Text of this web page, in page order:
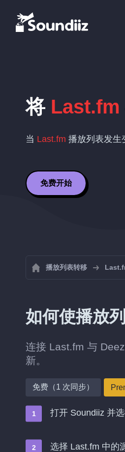
将 Last.fm
当 Last.fm 播放列表发生
免费开始
播放列表转移
如何使播放
连接 Last.fm 与
新。
免费（1 次同步）
打开 Soundiiz 并
选择 Last.fm 中的